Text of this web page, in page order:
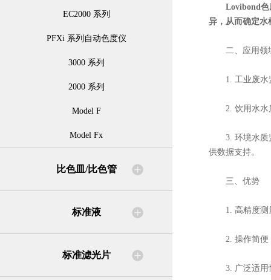
EC2000 系列
PFXi 系列自动色度仪
3000 系列
2000 系列
Model F
Model Fx
比色皿/比色管
标准液
标准滤光片
Lovibond色
异，从而确定水
二、应用领
1. 工业废水监
2. 饮用水水质
3. 环境水质监
供数据支持。
三、优势
1. 高精度测量
2. 操作简便：
3. 广泛适用性